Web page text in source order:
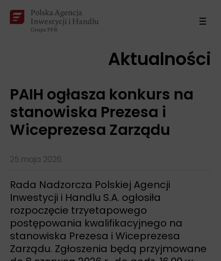
Aktualności
PAIH ogłasza konkurs na
stanowiska Prezesa i
Wiceprezesa Zarządu
25 maja 2026
Rada Nadzorcza Polskiej Agencji
Inwestycji i Handlu S.A. ogłosiła
rozpoczęcie trzyetapowego
postępowania kwalifikacyjnego na
stanowiska Prezesa i Wiceprezesa
Zarządu. Zgłoszenia będą przyjmowane